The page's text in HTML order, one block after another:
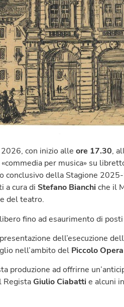
2026, con inizio alle ore 17.30,
per musica» su
conclusivo della Stagione
a cura di Stefano Bianchiche il
del teatro.
fino ad esaurimento di
dell’esecuzione
nell’ambito del Piccolo
produzione ad offrirne
RegistaGiulio Ciabattie alcuni